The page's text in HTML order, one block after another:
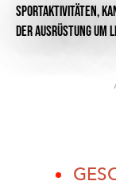
SPORTAKTIVITÄTEN,
DER AUSRÜSTUNGUM